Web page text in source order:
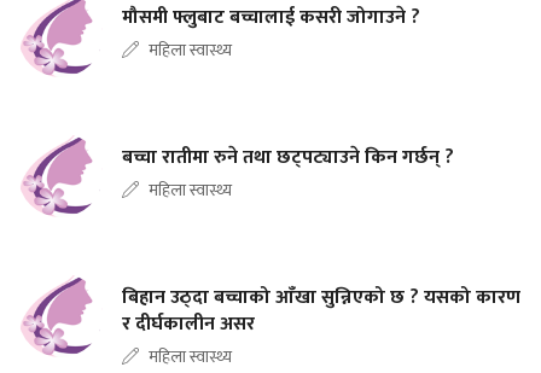
मौसमी फ्लुबाट बच्चालाई कसरी जोगाउने ?
महिला स्वास्थ्य
बच्चा रातीमा रुने तथा छट्पट्याउने किन गर्छन् ?
महिला स्वास्थ्य
बिहान उठ्दा बच्चाको आँखा सुन्निएको छ ? यसको कारण
र दीर्घकालीन असर
महिला स्वास्थ्य